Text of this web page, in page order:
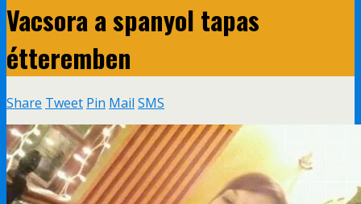
Vacsora a spanyol tapas
étteremben
Share Tweet Pin Mail SMS